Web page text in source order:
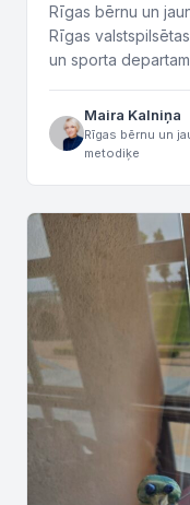
Rīgas bērnu un
Rīgas
un sporta
svētkos. Vienota
uzdevums ir
valstij, izteikt
paust skaidru
Maira Kalniņa
Rīgas bērnu un
metodiķe